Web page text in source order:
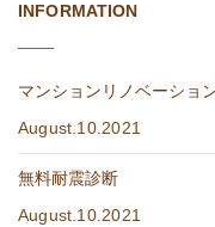
INFORMATION
マンションリノベーショ
August.10.2021
無料耐震診断
August.10.2021